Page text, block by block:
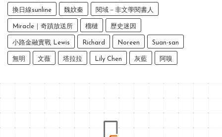
換日線sunline 魏妏秦 閱域－非文學閱書人
Miracle｜奇蹟放送所 榴槤 歷史迷因
小路金融實戰 Lewis Richard Noreen Suan-san
無明 文薇 塔拉拉 Lily Chen 灰藍 阿嗅